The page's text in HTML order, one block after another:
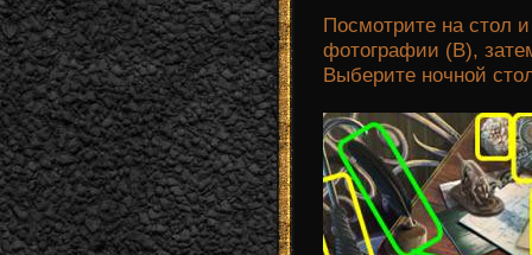
Посмотрите на стол
фотографии (В),
Выберите ночной